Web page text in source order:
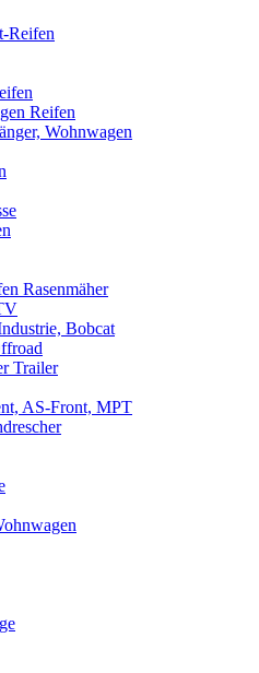
Reifen
Reifen
Wohnwagen
Rasenmäher
Bobcat
Trailer
AS-Front, MPT